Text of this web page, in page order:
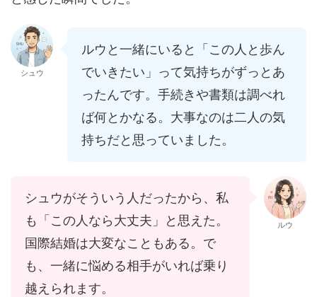
シュウ
ルウと一緒にいると「この人と歩ん
でいきたい」って気持ちがずっとあ
ったんです。手続きや書類は調べれ
ば何とかなる。大事なのは二人の気
持ちだと思っていました。
シュウがそういう人だったから、私
も「この人なら大丈夫」と思えた。
国際結婚は大変なこともある。で
も、一緒に悩める相手がいれば乗り
越えられます。
ルウ